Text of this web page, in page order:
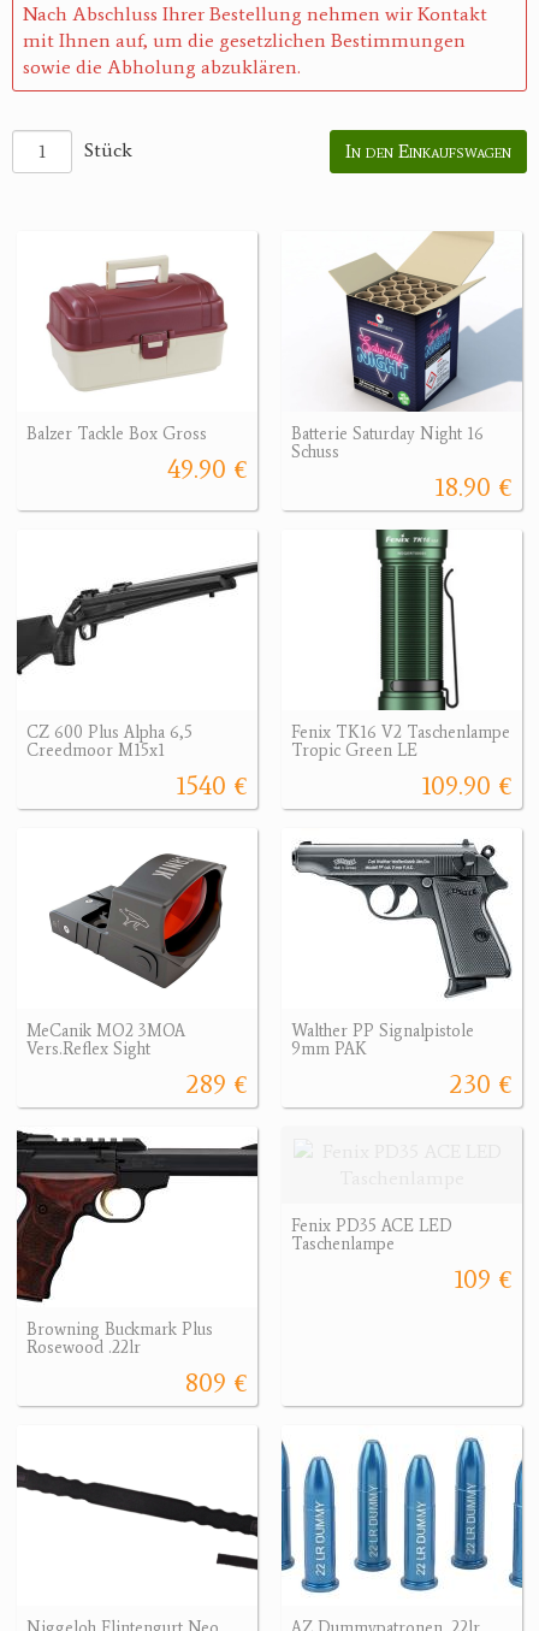
Nach Abschluss Ihrer Bestellung nehmen wir Kontakt
mit Ihnen auf, um die gesetzlichen Bestimmungen
sowie die Abholung abzuklären.
Stück In den Einkaufswagen
Balzer Tackle Box Gross
49.90 €
Batterie Saturday Night 16
Schuss
18.90 €
CZ 600 Plus Alpha 6,5
Creedmoor M15x1
1540 €
Fenix TK16 V2 Taschenlampe
Tropic Green LE
109.90 €
MeCanik MO2 3MOA
Vers.Reflex Sight
289 €
Walther PP Signalpistole
9mm PAK
230 €
Browning Buckmark Plus
Rosewood .22lr
809 €
Fenix PD35 ACE LED
Taschenlampe
109 €